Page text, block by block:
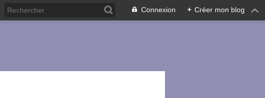
Connexion + Créer mon blog